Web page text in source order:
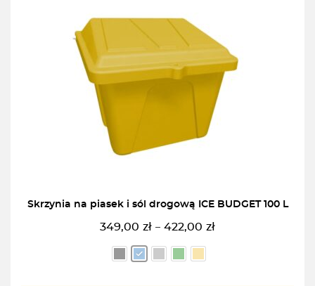
Skrzynia na piasek i sól drogową ICE BUDGET 100 L
349,00 zł – 422,00 zł
Zakres
cen:
od